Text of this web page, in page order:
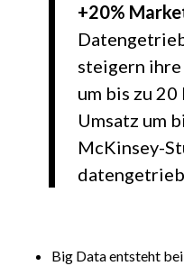
+20%
steigern
um bis zu
Umsatz um
McKinsey-
Big Data entsteht